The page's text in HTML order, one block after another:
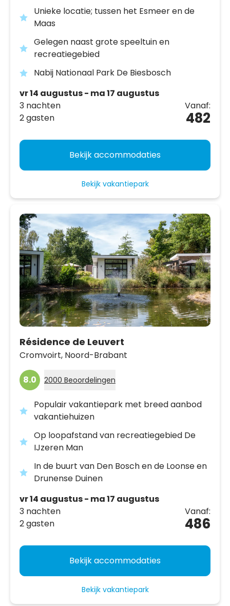
Unieke locatie; tussen het Esmeer en de
Maas
Gelegen naast grote speeltuin en
recreatiegebied
Nabij Nationaal Park De Biesbosch
vr 14 augustus - ma 17 augustus
3 nachten
2 gasten
Vanaf:
482
Bekijk accommodaties
Bekijk vakantiepark
Résidence de Leuvert
Cromvoirt, Noord-Brabant
8.0 2000 Beoordelingen
Populair vakantiepark met breed aanbod
vakantiehuizen
Op loopafstand van recreatiegebied De
IJzeren Man
In de buurt van Den Bosch en de Loonse en
Drunense Duinen
vr 14 augustus - ma 17 augustus
3 nachten
2 gasten
Vanaf:
486
Bekijk accommodaties
Bekijk vakantiepark